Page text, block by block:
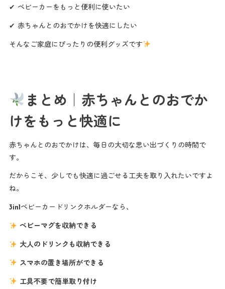
✔ ベビーカーをもっと便利に使いたい
✔ 赤ちゃんとのおでかけを快適にしたい
そんなご家庭にぴったりの便利グッズです
まとめ｜赤ちゃんとのおでか
けをもっと快適に
赤ちゃんとのおでかけは、毎日の大切な思い出づくりの時間で
す。
だからこそ、少しでも快適に過ごせる工夫を取り入れたいですよ
ね。
3in1ベビーカードリンクホルダーなら、
ベビーマグを収納できる
大人のドリンクも収納できる
スマホの置き場所ができる
工具不要で簡単取り付け